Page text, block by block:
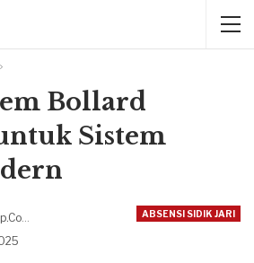
Bollard
Sistem
ABSENSI SIDIK JARI